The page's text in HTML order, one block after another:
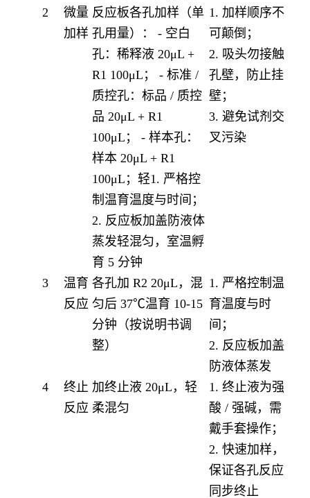
2
微量
加样
反应板各孔加样（单
孔用量）： - 空白
孔：稀释液 20μL +
R1 100μL； - 标准 /
质控孔：标品 / 质控
品 20μL + R1
100μL； - 样本孔：
样本 20μL + R1
100μL；轻1. 严格控
制温育温度与时间；
2. 反应板加盖防液体
蒸发轻混匀，室温孵
育 5 分钟
1. 加样顺序不
可颠倒；
2. 吸头勿接触
孔壁，防止挂
壁；
3. 避免试剂交
叉污染
3
温育
反应
各孔加 R2 20μL，混
匀后 37℃温育 10-15
分钟（按说明书调
整）
1. 严格控制温
育温度与时
间；
2. 反应板加盖
防液体蒸发
4
终止
反应
加终止液 20μL，轻
柔混匀
1. 终止液为强
酸 / 强碱，需
戴手套操作；
2. 快速加样，
保证各孔反应
同步终止